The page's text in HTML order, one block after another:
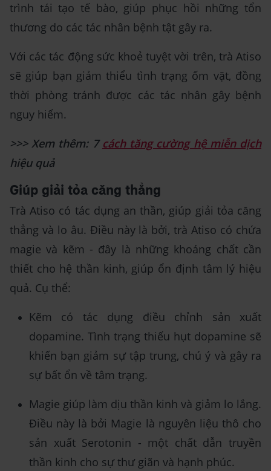
trình tái tạo tế bào, giúp phục hồi những tổn
thương do các tác nhân bệnh tật gây ra.
Với các tác động sức khoẻ tuyệt vời trên, trà Atiso
sẽ giúp bạn giảm thiểu tình trạng ốm vặt, đồng
thời phòng tránh được các tác nhân gây bệnh
nguy hiểm.
>>> Xem thêm: 7 cách tăng cường hệ miễn dịch
hiệu quả
Giúp giải tỏa căng thẳng
Trà Atiso có tác dụng an thần, giúp giải tỏa căng
thẳng và lo âu. Điều này là bởi, trà Atiso có chứa
magie và kẽm - đây là những khoáng chất cần
thiết cho hệ thần kinh, giúp ổn định tâm lý hiệu
quả. Cụ thể:
Kẽm có tác dụng điều chỉnh sản xuất
dopamine. Tình trạng thiếu hụt dopamine sẽ
khiến bạn giảm sự tập trung, chú ý và gây ra
sự bất ổn về tâm trạng.
Magie giúp làm dịu thần kinh và giảm lo lắng.
Điều này là bởi Magie là nguyên liệu thô cho
sản xuất Serotonin - một chất dẫn truyền
thần kinh cho sự thư giãn và hạnh phúc.